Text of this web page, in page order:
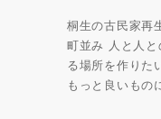
桐生の古民家再
町並み 人と人と
る場所を作りた
もっと良いもの